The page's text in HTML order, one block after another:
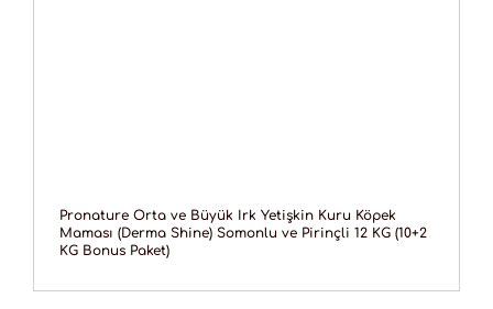
Pronature Orta ve Büyük Irk Yetişkin Kuru Köpek
Maması (Derma Shine) Somonlu ve Pirinçli 12 KG (10+2
KG Bonus Paket)